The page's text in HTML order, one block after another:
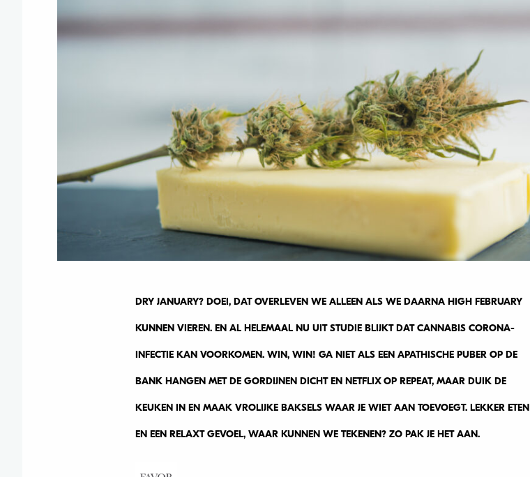
DRY JANUARY? DOEI, DAT OVERLEVEN WE ALLEEN ALS WE DAARNA HIGH FEBRUARY
KUNNEN VIEREN. EN AL HELEMAAL NU UIT STUDIE BLIJKT DAT CANNABIS CORONA-
INFECTIE KAN VOORKOMEN. WIN, WIN! GA NIET ALS EEN APATHISCHE PUBER OP DE
BANK HANGEN MET DE GORDIJNEN DICHT EN NETFLIX OP REPEAT, MAAR DUIK DE
KEUKEN IN EN MAAK VROLIJKE BAKSELS WAAR JE WIET AAN TOEVOEGT. LEKKER ETEN
EN EEN RELAXT GEVOEL, WAAR KUNNEN WE TEKENEN? ZO PAK JE HET AAN.